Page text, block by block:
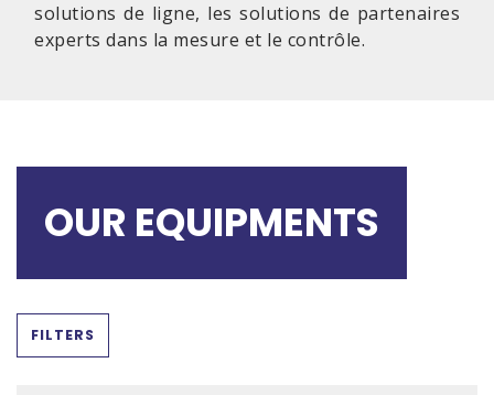
solutions de ligne, les solutions de partenaires
experts dans la mesure et le contrôle.
OUR EQUIPMENTS
FILTERS